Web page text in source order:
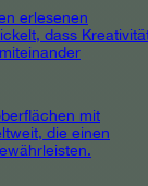
erlesenen
dass
mit
die einen